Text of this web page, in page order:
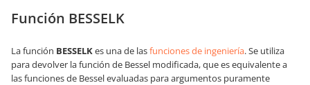
Función BESSELK
La función BESSELKes una de lasfunciones de ingeniería. Se utiliza
para devolver la función de Bessel modificada, que es equivalente a
las funciones de Bessel evaluadas para argumentos puramente